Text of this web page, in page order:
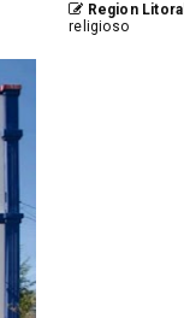
Region Litoral
religioso